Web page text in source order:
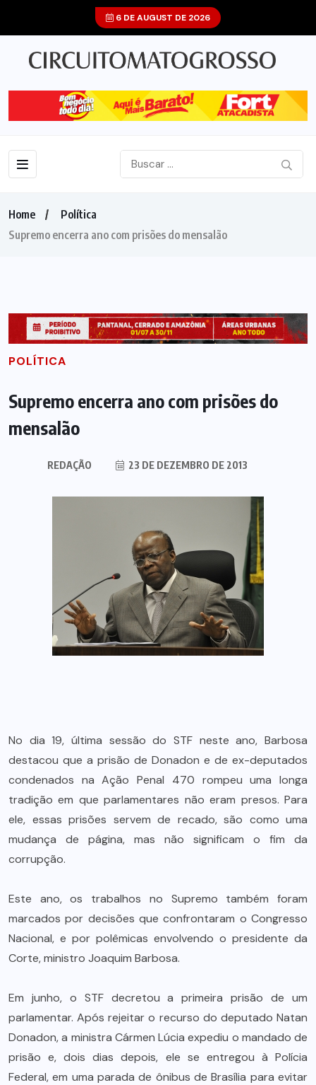
6 DE AUGUST DE 2026
Home
Política
Supremo encerra ano com prisões do mensalão
POLÍTICA
Supremo encerra ano com prisões do
mensalão
REDAÇÃO 23 DE DEZEMBRO DE 2013
No dia 19, última sessão do STF neste ano, Barbosa
destacou que a prisão de Donadon e de ex-deputados
condenados na Ação Penal 470 rompeu uma longa
tradição em que parlamentares não eram presos. Para
ele, essas prisões servem de recado, são como uma
mudança de página, mas não significam o fim da
corrupção.
Este ano, os trabalhos no Supremo também foram
marcados por decisões que confrontaram o Congresso
Nacional, e por polêmicas envolvendo o presidente da
Corte, ministro Joaquim Barbosa.
Em junho, o STF decretou a primeira prisão de um
parlamentar. Após rejeitar o recurso do deputado Natan
Donadon, a ministra Cármen Lúcia expediu o mandado de
prisão e, dois dias depois, ele se entregou à Polícia
Federal, em uma parada de ônibus de Brasília para evitar